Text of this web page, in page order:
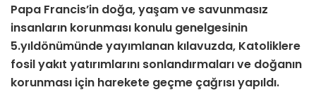
Papa Francis’in doğa, yaşam ve savunmasız
insanların korunması konulu genelgesinin
5.yıldönümünde yayımlanan kılavuzda, Katoliklere
fosil yakıt yatırımlarını sonlandırmaları ve doğanın
korunması için harekete geçme çağrısı yapıldı.